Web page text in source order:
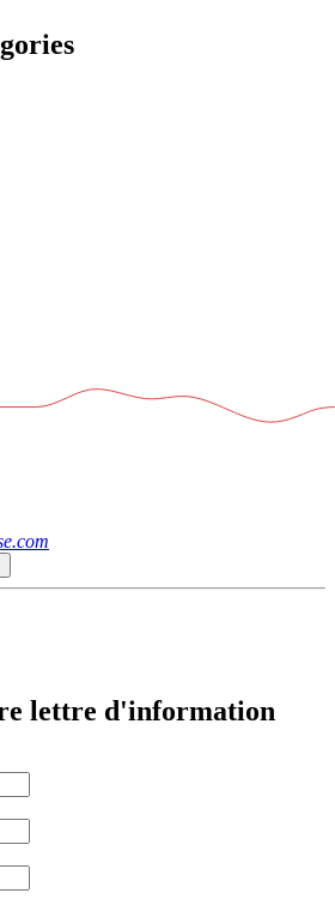
lettre d'information